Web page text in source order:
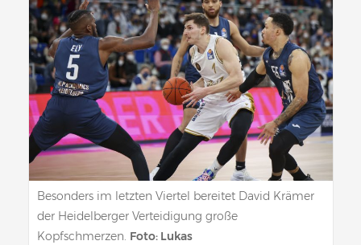
Besonders im letzten Viertel bereitet David Krämer
der Heidelberger Verteidigung große
Kopfschmerzen. Foto: Lukas